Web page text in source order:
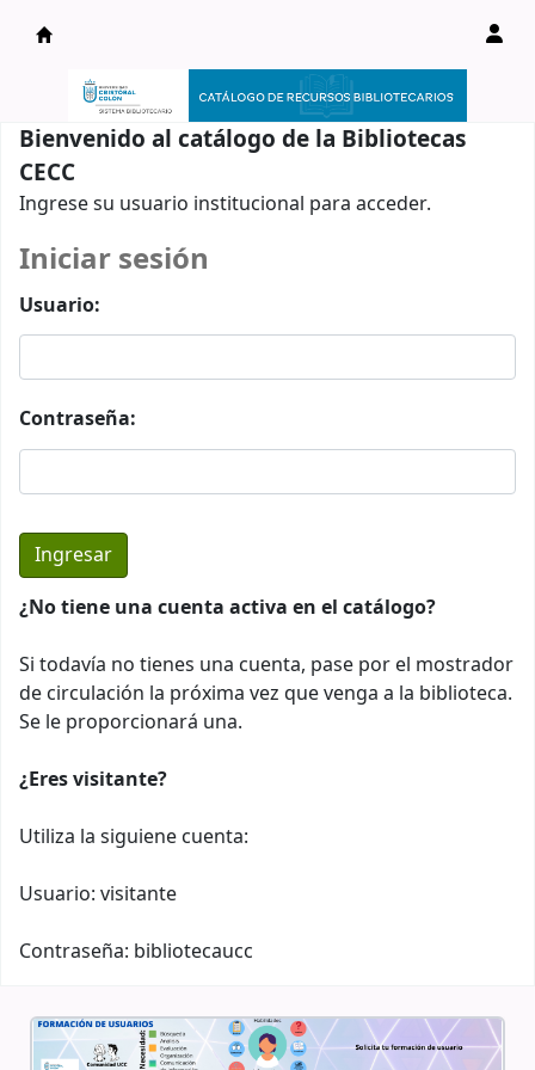
Catálogo en línea
Bienvenido al catálogo de la Bibliotecas
CECC
Ingrese su usuario institucional para acceder.
Iniciar sesión
Usuario:
Contraseña:
¿No tiene una cuenta activa en el catálogo?
Si todavía no tienes una cuenta, pase por el mostrador
de circulación la próxima vez que venga a la biblioteca.
Se le proporcionará una.
¿Eres visitante?
Utiliza la siguiene cuenta:
Usuario: visitante
Contraseña: bibliotecaucc